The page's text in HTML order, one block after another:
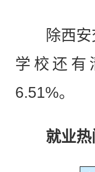
除西安交
学校还有
6.51%。
就业